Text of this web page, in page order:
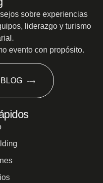
sobre experiencias
liderazgo y turismo
evento con propósito.